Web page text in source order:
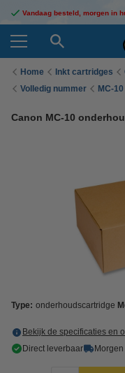
Vandaag besteld, morgen in
Home Inkt cartridges
Volledig nummer
MC-
Canon MC-10
Type: onderhoudscartridge
Bekijk de specificaties en
Direct leverbaar